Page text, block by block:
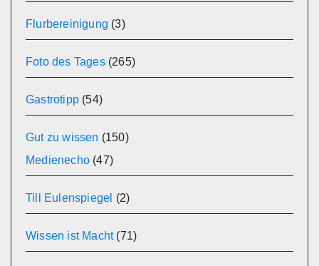
Flurbereinigung (3)
Foto des Tages(265)
Gastrotipp (54)
Gut zu wissen (150)
Medienecho (47)
Till Eulenspiegel (2)
Wissen ist Macht(71)